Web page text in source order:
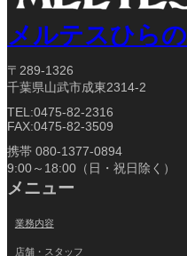
メルテスひらの
〒289-1326
千葉県山武市成東2314-2
TEL:0475-82-2316
FAX:0475-82-3509
携帯 080-1377-0894
9:00～18:00（日・祝日除く）
メニュー
業務内容
店舗・スタッフ